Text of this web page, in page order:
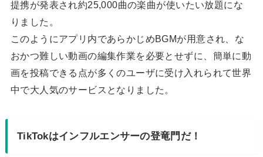
提携が発表され約25,000曲の楽曲が使いたい放題にな
りました。
このようにアプリ内であらかじめBGMが用意され、な
おかつ難しい動画の編集作業を必要とせずに、簡単に動
画を投稿できる点が多くのユーザに受け入れられて世界
中で大人気のサービスとなりました。
TikTokはインフルエンサーの登竜門だ！